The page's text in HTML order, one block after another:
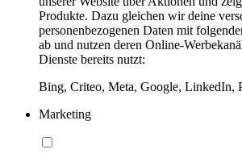
Produkte. Dazu gleichen wir deine
personenbezogenen Daten mit
ab und nutzen deren Online-
Dienste bereits nutzt:
Bing, Criteo, Meta, Google, LinkedIn,
Marketing